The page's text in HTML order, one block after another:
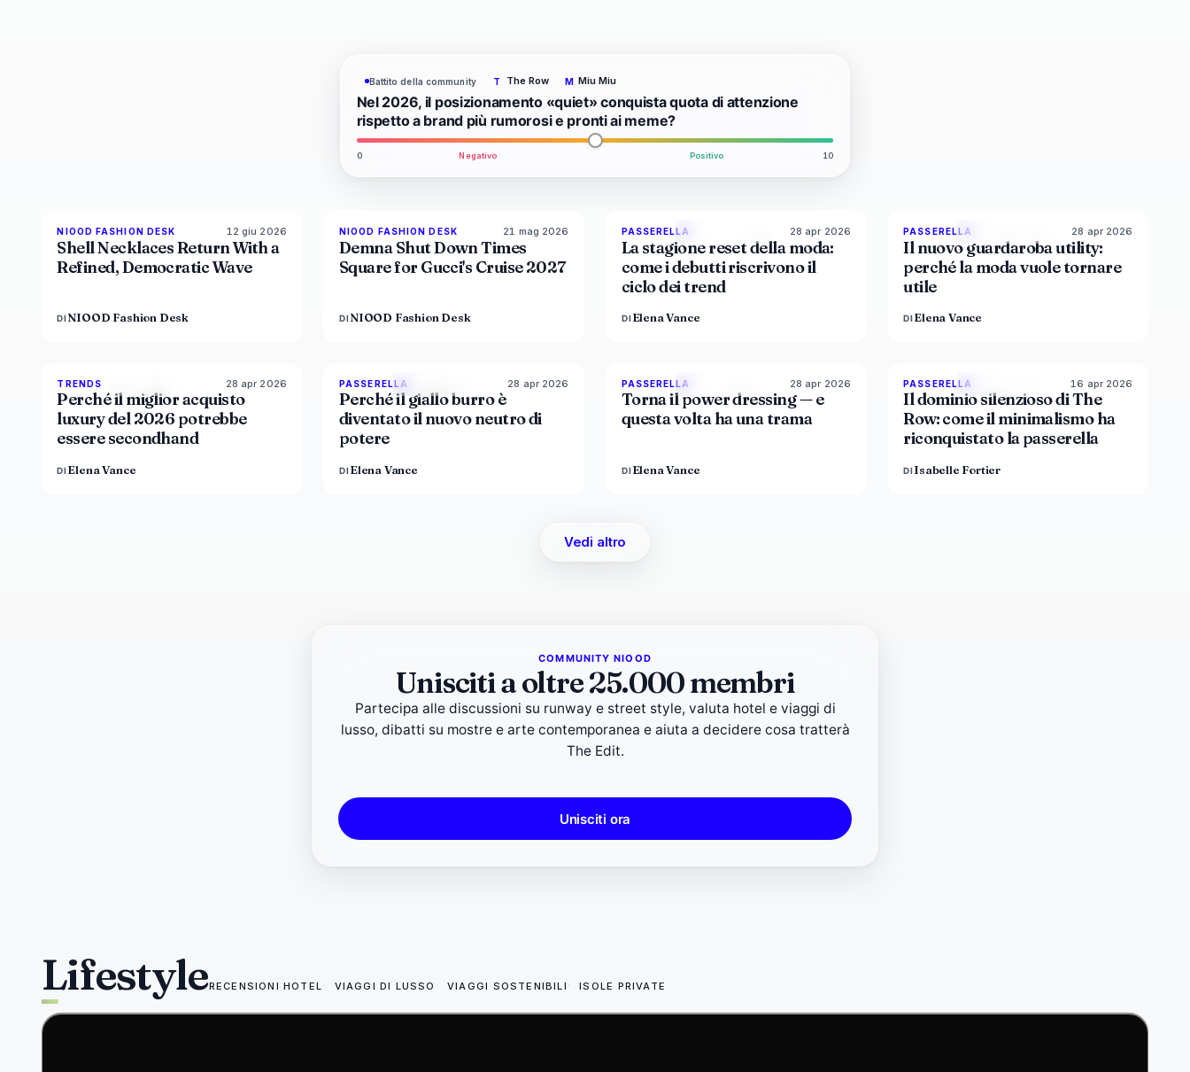
Battito della community T The Row M Miu Miu
Nel 2026, il posizionamento «quiet» conquista quota di attenzione
rispetto a brand più rumorosi e pronti ai meme?
0 Negativo Positivo 10
LIVE BRIEF
NIOOD FASHION DESK 12 giu 2026
Shell Necklaces Return With a
Refined, Democratic Wave
DI NIOOD Fashion Desk
LIVE BRIEF
NIOOD FASHION DESK 21 mag 2026
Demna Shut Down Times
Square for Gucci's Cruise 2027
DI NIOOD Fashion Desk
88% 72
PASSERELLA 28 apr 2026
La stagione reset della moda:
come i debutti riscrivono il
ciclo dei trend
DI Elena Vance
87% 47
PASSERELLA 28 apr 2026
Il nuovo guardaroba utility:
perché la moda vuole tornare
utile
DI Elena Vance
89% 49
TRENDS 28 apr 2026
Perché il miglior acquisto
luxury del 2026 potrebbe
essere secondhand
DIElena Vance
MAGAZINE 86% 86
PASSERELLA 28 apr 2026
Perché il giallo burro è
diventato il nuovo neutro di
potere
DIElena Vance
86% 61
PASSERELLA 28 apr 2026
Torna il power dressing — e
questa volta ha una trama
DIElena Vance
93% 67
PASSERELLA 16 apr 2026
Il dominio silenzioso di The
Row: come il minimalismo ha
riconquistato la passerella
DIIsabelle Fortier
Vedi altro
COMMUNITY NIOOD
Unisciti a oltre 25.000 membri
Partecipa alle discussioni su runway e street style, valuta hotel e viaggi di
lusso, dibatti su mostre e arte contemporanea e aiuta a decidere cosa tratterà
The Edit.
Unisciti ora
LifestyleRECENSIONI HOTEL VIAGGI DI LUSSO VIAGGI SOSTENIBILI ISOLE PRIVATE